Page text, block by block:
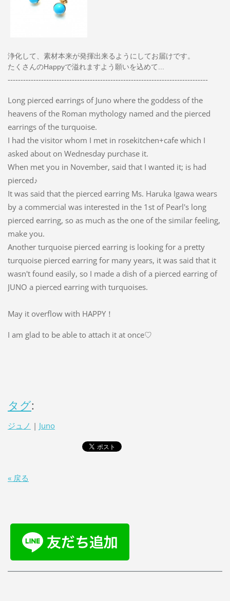
浄化して、素材本来が発揮出来るようにしてお届けです。
たくさんのHappyで溢れますよう願いを込めて...
------------------------------------------------------------------------------
Long pierced earrings of Juno where the goddess of the
heavens of the Roman mythology named and the pierced
earrings of the turquoise.
I had the visitor whom I met in rosekitchen+cafe which I
asked about on Wednesday purchase it.
When met you in November, said that I wanted it; is had
pierced♪
It was said that the pierced earring Ms. Haruka Igawa wears
by a commercial was interested in the 1st of Pearl's long
pierced earring, so as much as the one of the similar feeling,
make you.
Another turquoise pierced earring is looking for a pretty
turquoise pierced earring for many years, it was said that it
wasn't found easily, so I made a dish of a pierced earring of
JUNO a pierced earring with turquoises.
May it overflow with HAPPY！
I am glad to be able to attach it at once♡
タグ:
ジュノ | Juno
« 戻る